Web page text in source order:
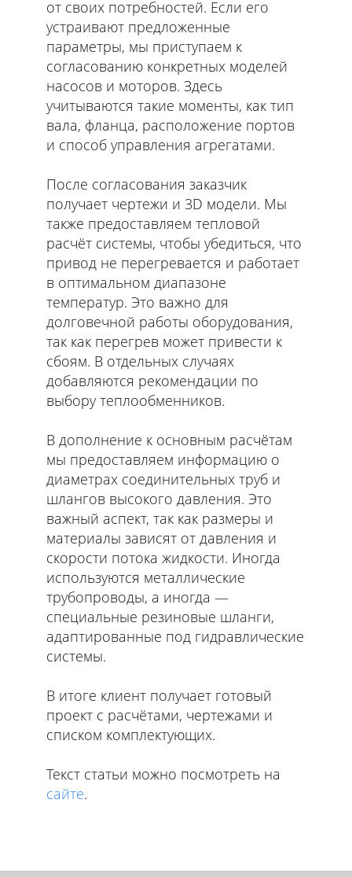
от своих потребностей. Если его
устраивают предложенные
параметры, мы приступаем к
согласованию конкретных моделей
насосов и моторов. Здесь
учитываются такие моменты, как тип
вала, фланца, расположение портов
и способ управления агрегатами.
После согласования заказчик
получает чертежи и 3D модели. Мы
также предоставляем тепловой
расчёт системы, чтобы убедиться, что
привод не перегревается и работает
в оптимальном диапазоне
температур. Это важно для
долговечной работы оборудования,
так как перегрев может привести к
сбоям. В отдельных случаях
добавляются рекомендации по
выбору теплообменников.
В дополнение к основным расчётам
мы предоставляем информацию о
диаметрах соединительных труб и
шлангов высокого давления. Это
важный аспект, так как размеры и
материалы зависят от давления и
скорости потока жидкости. Иногда
используются металлические
трубопроводы, а иногда —
специальные резиновые шланги,
адаптированные под гидравлические
системы.
В итоге клиент получает готовый
проект с расчётами, чертежами и
списком комплектующих.
Текст статьи можно посмотреть на
сайте.